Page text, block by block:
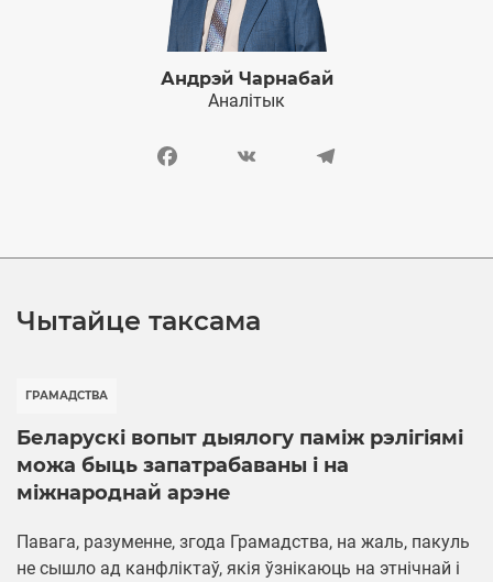
Андрэй Чарнабай
Аналітык
Facebook VK Telegram
Чытайце таксама
ГРАМАДСТВА
Беларускі вопыт дыялогу паміж рэлігіямі
можа быць запатрабаваны і на
міжнароднай арэне
Павага, разуменне, згода Грамадства, на жаль, пакуль
не сышло ад канфліктаў, якія ўзнікаюць на этнічнай і